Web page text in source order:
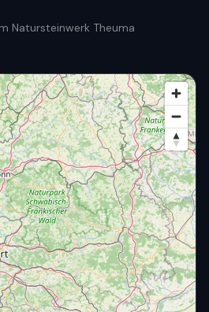
Natursteinwerk Theuma